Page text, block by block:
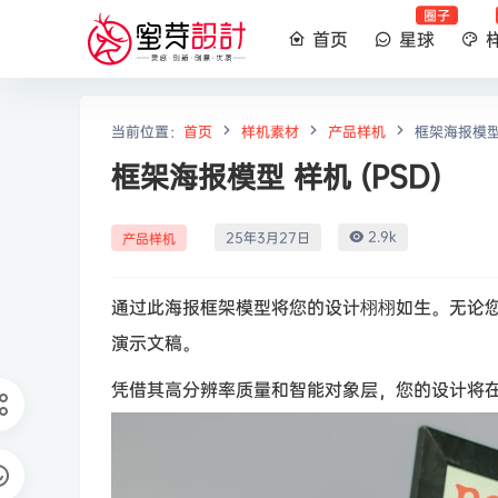
首页 星球
圈子
当前位置： 首页 样机素材 产品样机 框架海报模
框架海报模型 样机 (PSD)
产品样机 25年3月27日 2.9k
通过此海报框架模型将您的设计栩栩如生。无论
演示文稿。
凭借其高分辨率质量和智能对象层，您的设计将